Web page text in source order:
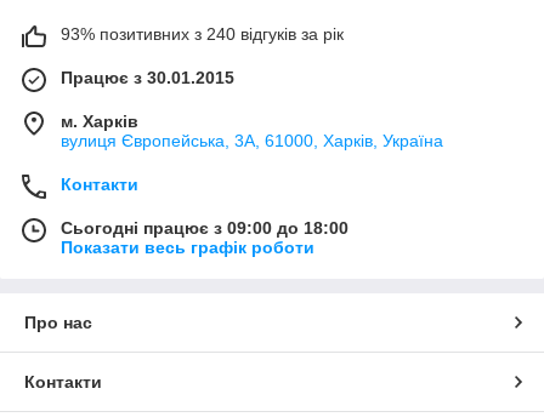
93% позитивних з 240 відгуків за рік
Працює з 30.01.2015
м. Харків
вулиця Європейська, 3А, 61000, Харків, Україна
Контакти
Сьогодні працює з 09:00 до 18:00
Показати весь графік роботи
Про нас
Контакти